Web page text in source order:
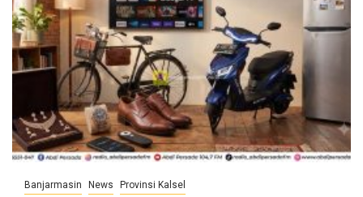
Banjarmasin News Provinsi Kalsel